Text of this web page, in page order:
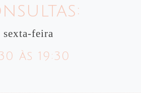
sexta-feira
às 19:30